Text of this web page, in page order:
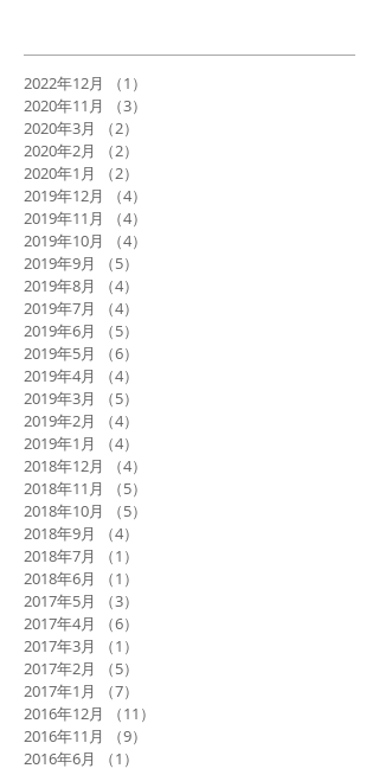
2022年12月 （1）
2020年11月
（3）
2020年3月
（2）
2020年2月
（2）
2020年1月
（2）
2019年12月
（4）
2019年11月
（4）
2019年10月
（4）
2019年9月
（5）
2019年8月
（4）
2019年7月
（4）
2019年6月
（5）
2019年5月
（6）
2019年4月
（4）
2019年3月
（5）
2019年2月
（4）
2019年1月
（4）
2018年12月
（4）
2018年11月
（5）
2018年10月
（5）
2018年9月
（4）
2018年7月
（1）
2018年6月
（1）
2017年5月
（3）
2017年4月
（6）
2017年3月
（1）
2017年2月
（5）
2017年1月
（7）
2016年12月
（11）
2016年11月
（9）
2016年6月
（1）